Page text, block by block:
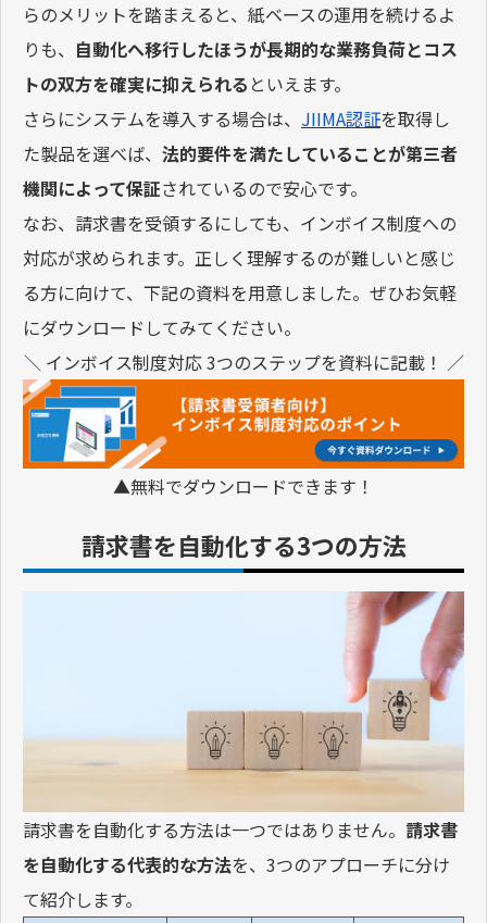
らのメリットを踏まえると、紙ベースの運用を続けるよ
りも、 自動化へ移行したほうが長期的な業務負荷とコス
トの双方を確実に抑えられる といえます。
さらにシステムを導入する場合は、 JIIMA認証を取得し
た製品を選べば、 法的要件を満たしていることが第三者
機関によって保証されているので安心です。
なお、請求書を受領するにしても、インボイス制度への
対応が求められます。正しく理解するのが難しいと感じ
る方に向けて、下記の資料を用意しました。ぜひお気軽
にダウンロードしてみてください。
＼ インボイス制度対応 3つのステップを資料に記載！ ／
▲無料でダウンロードできます！
請求書を自動化する3つの方法
請求書を自動化する方法は一つではありません。 請求書
を自動化する代表的な方法を、3つのアプローチに分け
て紹介します。